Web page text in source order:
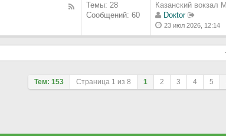
Темы: 28
Сообщений: 60
Казанский вокзал
Doкtor
23 июл 2026, 12:14
Тем: 153 Страница 1 из 8 1 2 3 4 5